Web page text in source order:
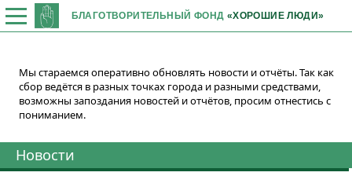
БЛАГОТВОРИТЕЛЬНЫЙ ФОНД «ХОРОШИЕ ЛЮДИ»
Мы стараемся оперативно обновлять новости и отчёты. Так как
сбор ведётся в разных точках города и разными средствами,
возможны запоздания новостей и отчётов, просим отнестись с
пониманием.
Новости